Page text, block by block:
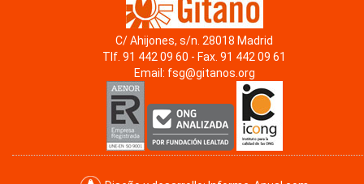
C/ Ahijones, s/n. 28018 Madrid
Tlf. 91 442 09 60 - Fax. 91 442 09 61
Email: fsg@gitanos.org